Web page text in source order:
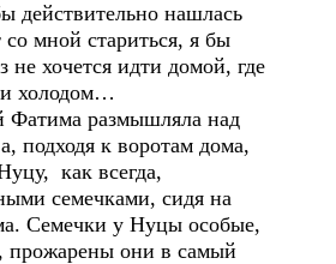
действительно нашлась
со мной стариться, я бы
не хочется идти домой, где
холодом…
размышляла над
подходя к воротам дома,
как всегда,
семечками, сидя на
Семечки у Нуцы особые,
прожарены они в самый